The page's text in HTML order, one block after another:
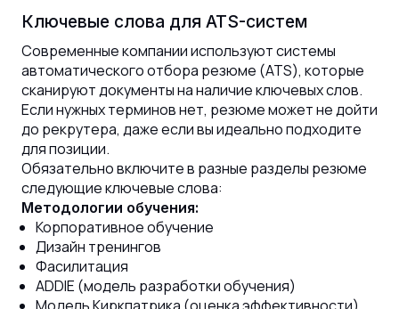
Ключевые слова для ATS-систем
Современные компании используют системы
автоматического отбора резюме (ATS), которые
сканируют документы на наличие ключевых слов.
Если нужных терминов нет, резюме может не дойти
до рекрутера, даже если вы идеально подходите
для позиции.
Обязательно включите в разные разделы резюме
следующие ключевые слова:
Методологии обучения:
Корпоративное обучение
Дизайн тренингов
Фасилитация
ADDIE (модель разработки обучения)